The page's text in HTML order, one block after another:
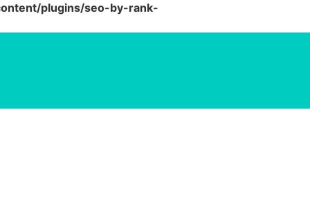
plugins/seo-by-rank-